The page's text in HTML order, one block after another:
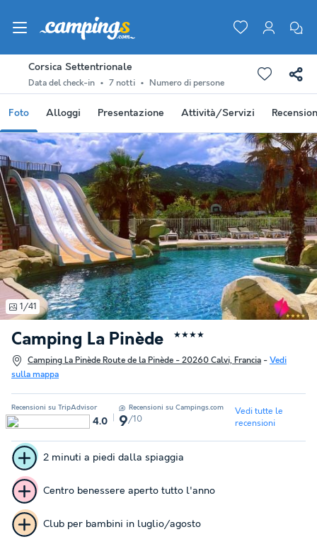
Corsica Settentrionale
Data del check-in 7 notti Numero di persone
Foto Alloggi Presentazione Attività/Servizi
Camping La Pinède ★★★★
Camping La Pinède Route de la Pinède - 20260 Calvi, Francia - Vedi
sulla mappa
1/41
Recensioni su TripAdvisor
4.0
Recensioni su Campings.com
9/10
Vedi tutte le
recensioni
2 minuti a piedi dalla spiaggia
Centro benessere aperto tutto l'anno
Club per bambini in luglio/agosto